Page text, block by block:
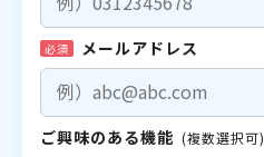
必須 メールアドレス
ご興味のある機能 (複数選択可)